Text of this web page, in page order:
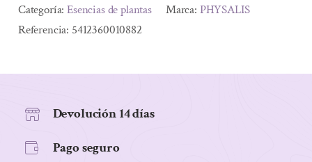
RAVINTSARA
10ML
Alternative:
Categoría:Esencias de plantas Marca: PHYSALIS
Referencia: 5412360010882
Devolución 14 días
Pago seguro